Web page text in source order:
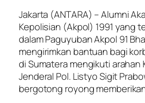
Jakarta (ANTARA) – Alumni
Kepolisian (Akpol) 1991 yang
dalam Paguyuban Akpol 91
mengirimkan bantuan bagi
di Sumatera mengikuti arahan
Jenderal Pol. Listyo Sigit
bergotong royong